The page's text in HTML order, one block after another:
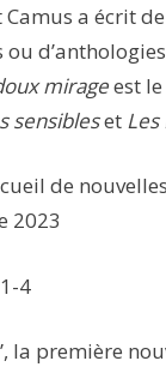
Camus a écrit
ou
mirageest le
sensibleset
de
2023
4
la première